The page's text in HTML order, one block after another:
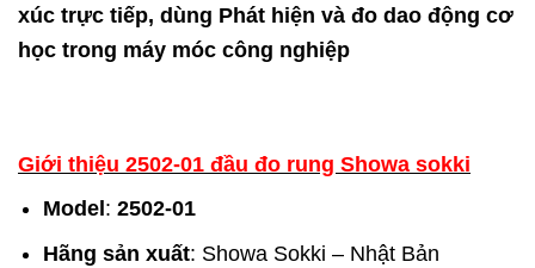
xúc trực tiếp, dùng Phát hiện và đo dao động cơ
học trong máy móc công nghiệp
Giới thiệu 2502-01 đầu đo rung Showa sokki
Model: 2502-01
Hãng sản xuất: Showa Sokki – Nhật Bản